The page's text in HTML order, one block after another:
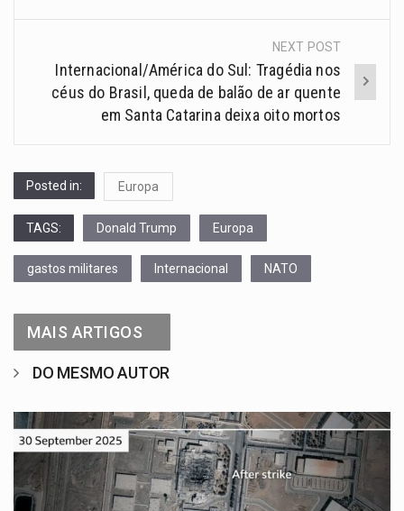
NEXT POST
Internacional/América do Sul: Tragédia nos
céus do Brasil, queda de balão de ar quente
em Santa Catarina deixa oito mortos
Posted in: Europa
TAGS: Donald Trump Europa
gastos militares Internacional NATO
MAIS ARTIGOS
DO MESMO AUTOR